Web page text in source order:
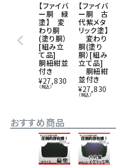
【ファイバ
ー胴 緑
塗】 変
わり胴
(塗り胴）
[組み立
て品]
胴紐紺並
付き
¥27,830
（税込）
【ファイバ
ー胴 古
代紫メタ
リック塗】
変わり
胴(塗り
胴）[組み
立て品]
胴紐紺
並付き
¥27,830
（税込）
おすすめ商品